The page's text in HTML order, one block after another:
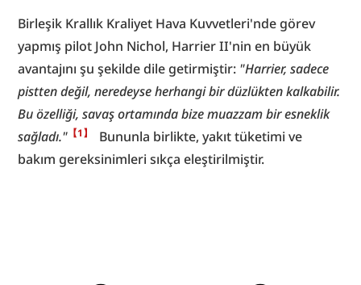
Birleşik Krallık Kraliyet Hava Kuvvetleri'nde görev
yapmış pilot John Nichol, Harrier II'nin en büyük
avantajını şu şekilde dile getirmiştir: "Harrier, sadece
pistten değil, neredeyse herhangi bir düzlükten kalkabilir.
Bu özelliği, savaş ortamında bize muazzam bir esneklik
sağladı." 【1】
Bununla birlikte, yakıt tüketimi ve
bakım gereksinimleri sıkça eleştirilmiştir.